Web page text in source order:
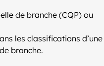
de branche (CQP) ou
les classifications d’une
branche.